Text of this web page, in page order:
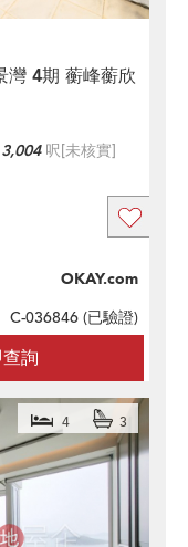
灣 4期 蘅峰蘅欣
3,004呎[未核實]
詢
OKAY.com
C-036846 (已驗證)
4 3